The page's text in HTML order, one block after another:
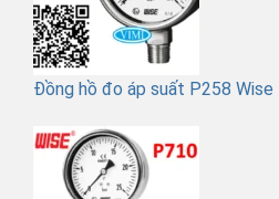
Đồng hồ đo áp suất P258 Wise